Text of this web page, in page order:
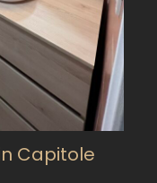
Capitole